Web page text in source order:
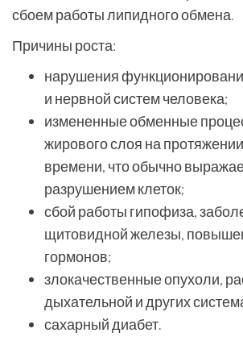
сбоем работы липидного обмена.
Причины роста:
нарушения
и нервной систем человека;
измененные обменные
жирового слоя на
времени, что обычно
разрушением клеток;
сбой работы гипофиза,
щитовидной железы,
гормонов;
злокачественные опухоли,
дыхательной и других
сахарный диабет.